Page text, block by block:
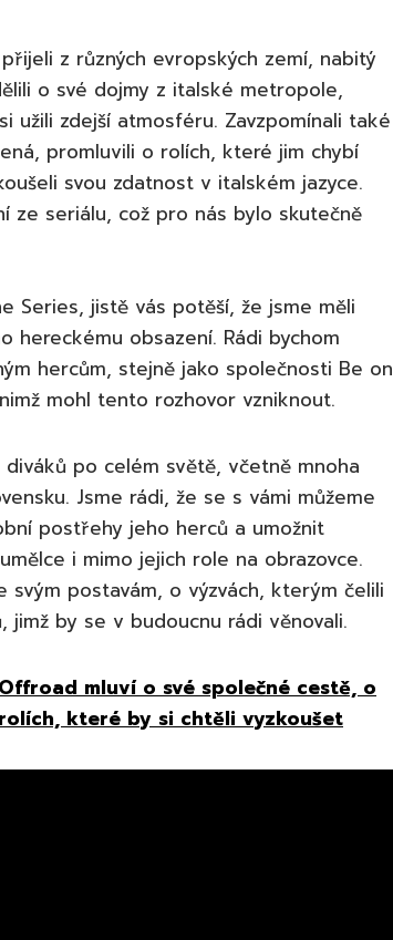
z různých evropských zemí, nabitý
o své dojmy z italské metropole,
užili zdejší atmosféru. Zavzpomínali také
promluvili o rolích, které jim chybí
svou zdatnost v italském jazyce.
ze seriálu, což pro nás bylo skutečně
Series, jistě vás potěší, že jsme měli
obsazení. Rádi bychom
hercům, stejně jako společnosti Be on
mohl tento rozhovor vzniknout.
po celém světě, včetně mnoha
Jsme rádi, že se s vámi můžeme
postřehy jeho herců a umožnit
i mimo jejich role na obrazovce.
postavám, o výzvách, kterým čelili
by se v budoucnu rádi věnovali.
mluví o své společné cestě, o
které by si chtěli vyzkoušet